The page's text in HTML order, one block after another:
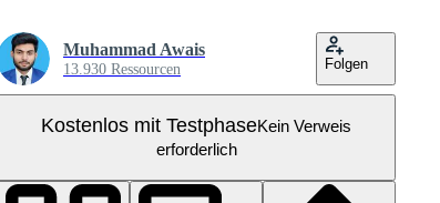
Muhammad Awais
13.930 Ressourcen Folgen
Kostenlos mit TestphaseKein Verweis
erforderlich